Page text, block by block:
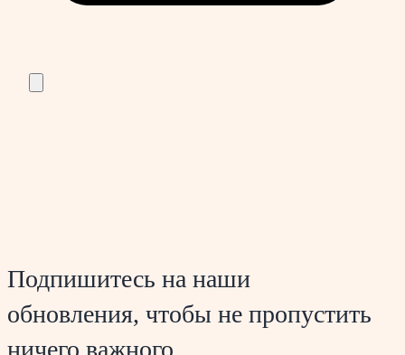
Подпишитесь на наши
обновления, чтобы не пропустить
ничего важного.